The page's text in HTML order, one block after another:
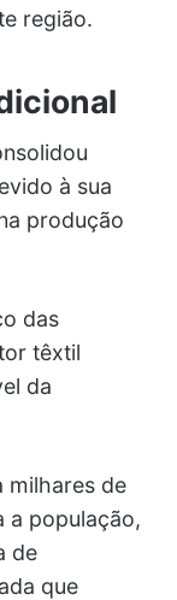
região.
à sua
produção
das
têxtil
da
milhares de
a população,
de
que